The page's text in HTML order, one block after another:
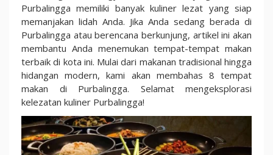
Gak
Bikin
Kecewa
Purbalingga memiliki banyak kuliner lezat yang siap
memanjakan lidah Anda. Jika Anda sedang berada di
Purbalingga atau berencana berkunjung, artikel ini akan
membantu Anda menemukan tempat-tempat makan
terbaik di kota ini. Mulai dari makanan tradisional hingga
hidangan modern, kami akan membahas 8 tempat
makan di Purbalingga. Selamat mengeksplorasi
kelezatan kuliner Purbalingga!